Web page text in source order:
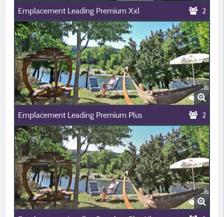
Emplacement Leading Premium Xxl 2
Emplacement Leading Premium Plus 2